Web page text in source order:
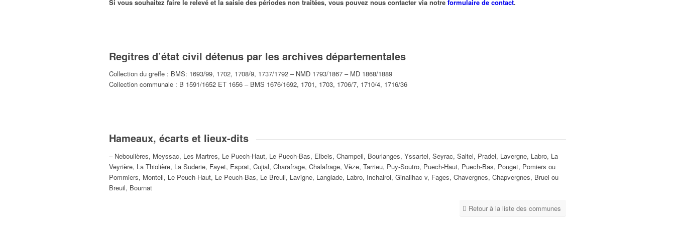
Si vous souhaitez faire le relevé et la saisie des périodes non traitées, vous pouvez nous contacter via notre formulaire de contact.
Regitres d’état civil détenus par les archives départementales
Collection du greffe : BMS: 1693/99, 1702, 1708/9, 1737/1792 – NMD 1793/1867 – MD 1868/1889
Collection communale : B 1591/1652 ET 1656 – BMS 1676/1692, 1701, 1703, 1706/7, 1710/4, 1716/36
Hameaux, écarts et lieux-dits
– Neboulières, Meyssac, Les Martres, Le Puech-Haut, Le Puech-Bas, Elbeis, Champeil, Bourlanges, Yssartel, Seyrac, Saltel, Pradel, Lavergne, Labro, La
Veyrière, La Thiolière, La Suderie, Fayet, Esprat, Cujial, Charafrage, Chalafrage, Vèze, Tarrieu, Puy-Soutro, Puech-Haut, Puech-Bas, Pouget, Pomiers ou
Pommiers, Monteil, Le Peuch-Haut, Le Peuch-Bas, Le Breuil, Lavigne, Langlade, Labro, Inchairol, Ginailhac v, Fages, Chavergnes, Chapvergnes, Bruel ou
Breuil, Bournat
Retour à la liste des communes